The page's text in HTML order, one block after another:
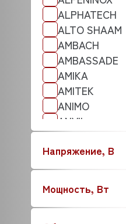
ALPHATECH
ALTO SHAAM
AMBACH
AMBASSADE
AMIKA
AMITEK
ANIMO
ANVIL
APACH
ANKO
AQUA
ARKTO
ARTHERMO
Напряжение, В
Мощность, Вт